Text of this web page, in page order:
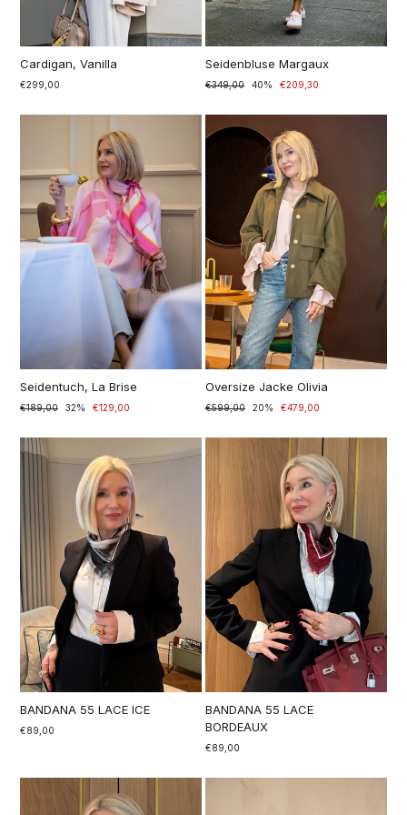
Cardigan, Vanilla
€299,00
Seidenbluse Margaux
Prezzo
€349,00
Prezzo
40% €209,30
Seidentuch, La Brise
Prezzo
€189,00
Prezzo
32% €129,00
Oversize Jacke Olivia
Prezzo
€599,00
Prezzo
20% €479,00
BANDANA 55 LACE ICE
€89,00
BANDANA 55 LACE
BORDEAUX
€89,00